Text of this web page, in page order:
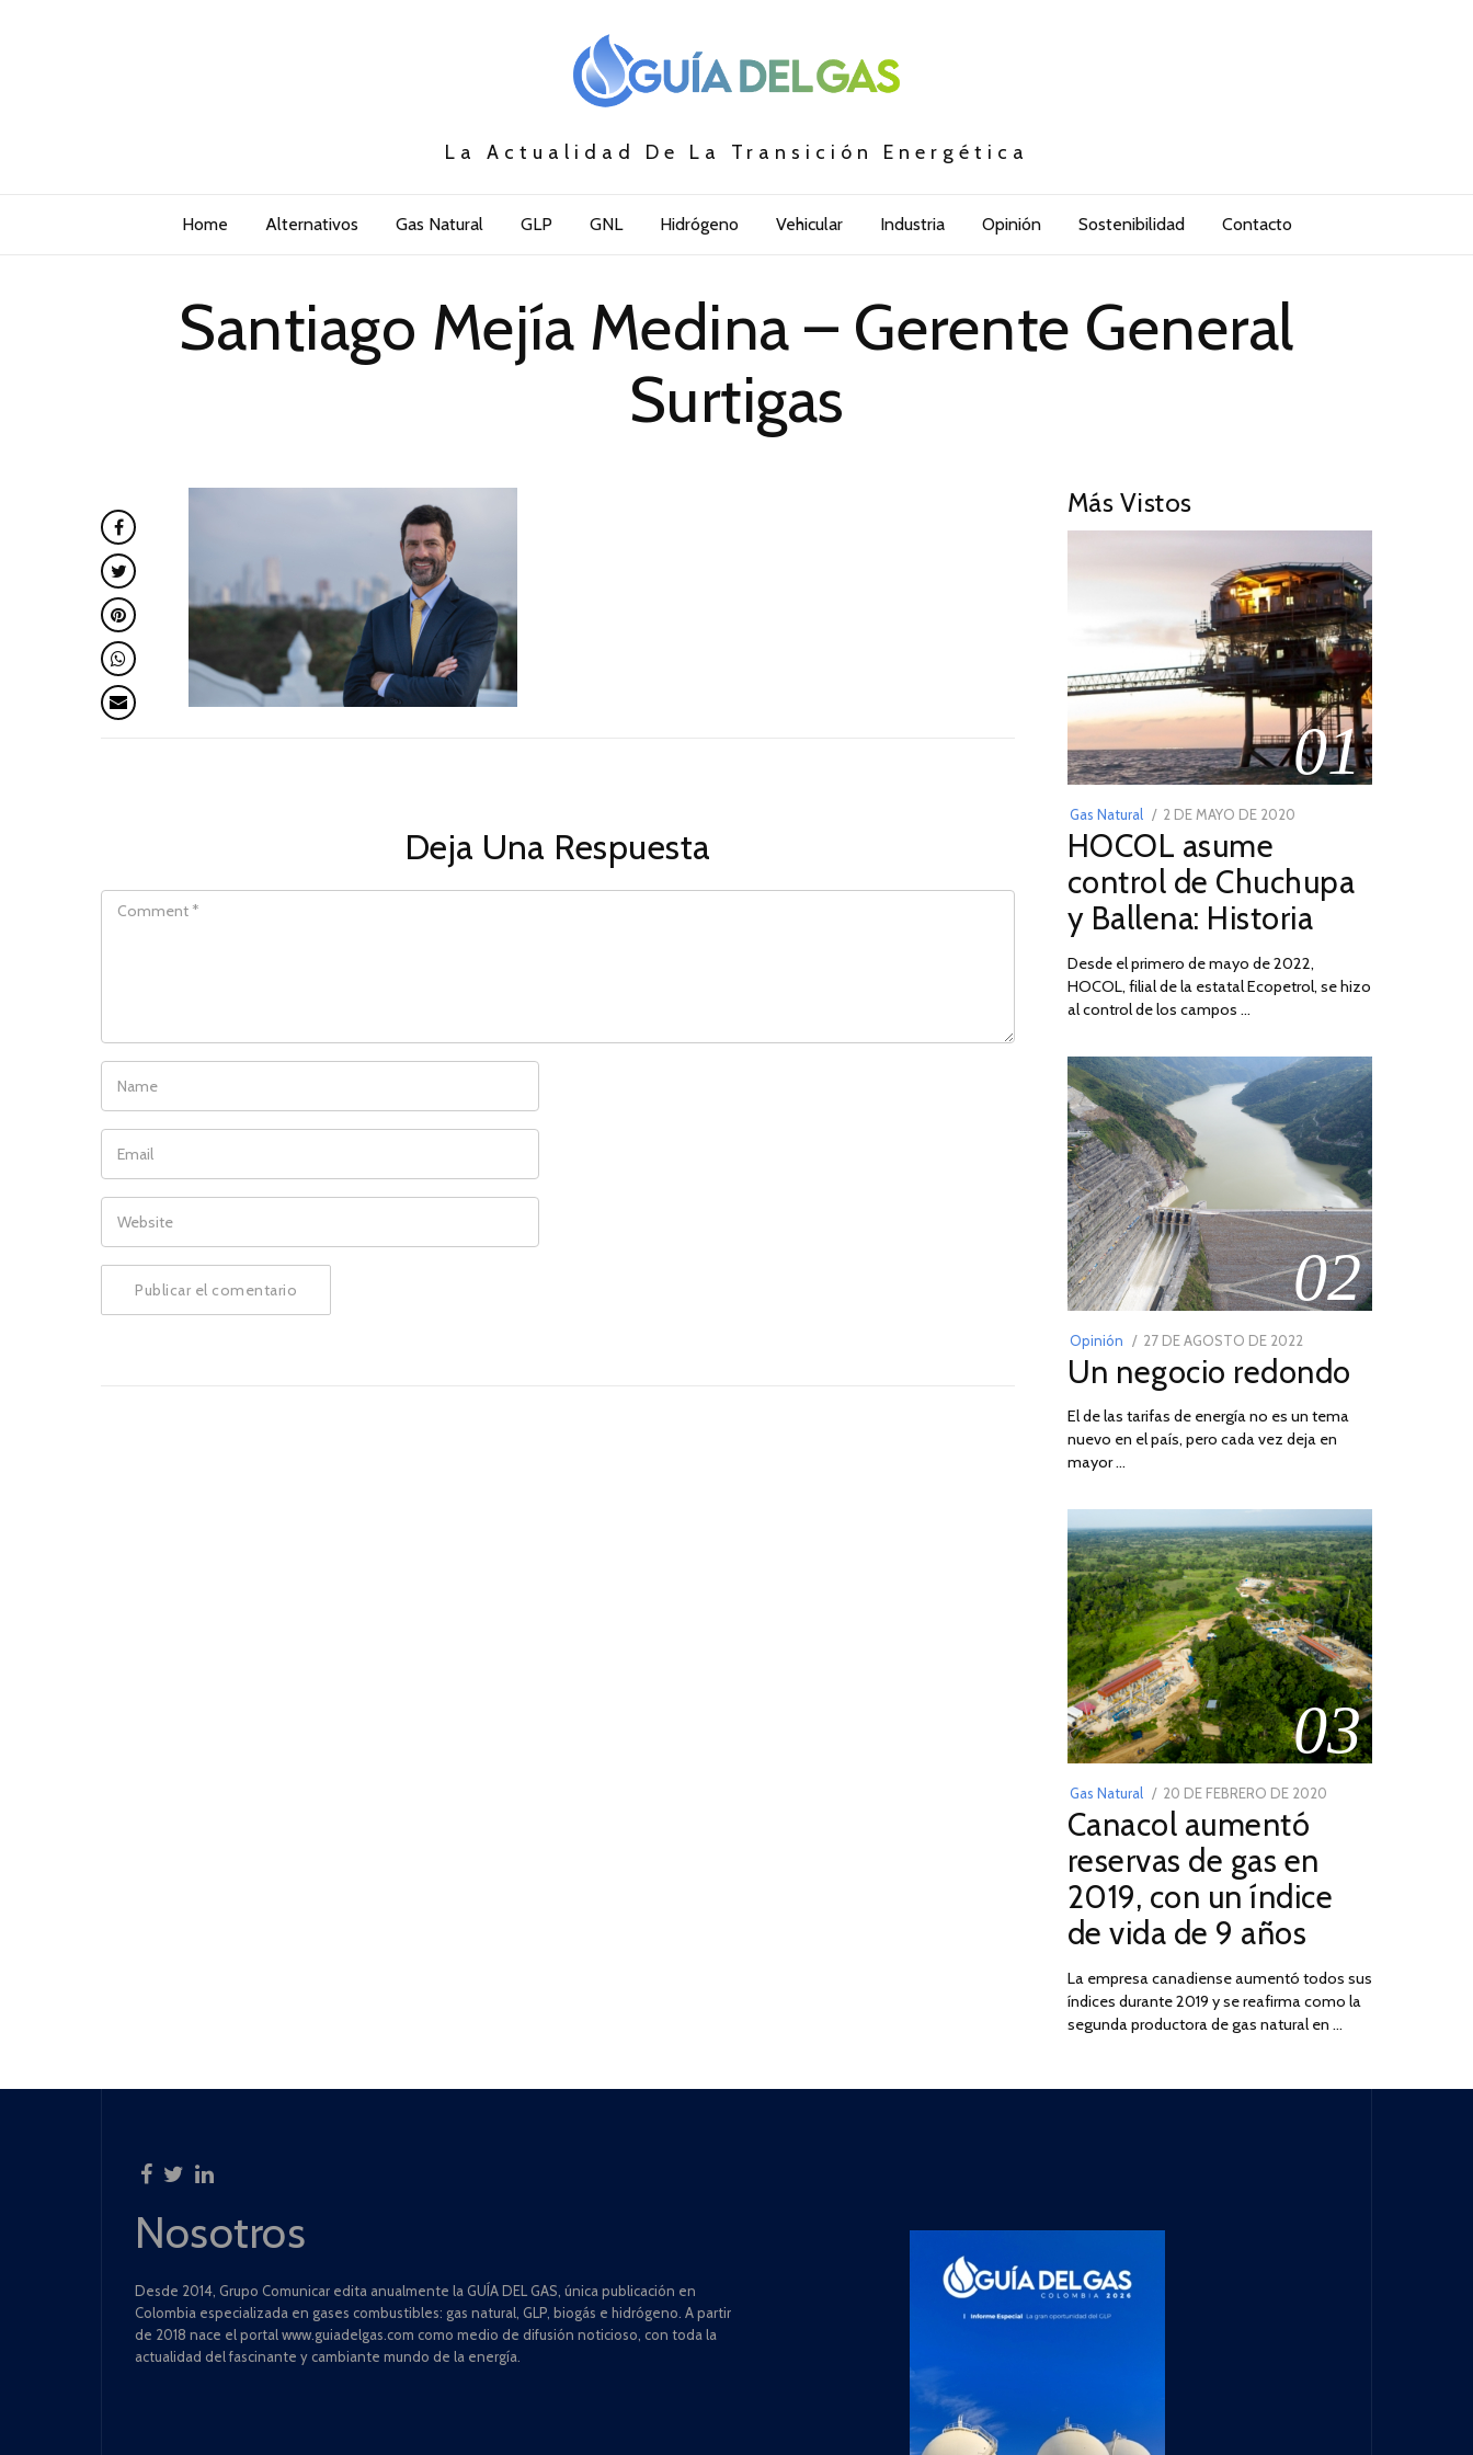
La Actualidad De La Transición Energética
Home Alternativos Gas Natural GLP GNL Hidrógeno Vehicular Industria Opinión Sostenibilidad Contacto
Santiago Mejía Medina – Gerente General
Surtigas
Deja Una Respuesta
Más Vistos
01
Gas Natural
POSTED
ON
2 DE MAYO DE 2020
DE
2026
HOCOL asume
control de Chuchupa
y Ballena: Historia
Desde el primero de mayo de 2022,
HOCOL, filial de la estatal Ecopetrol, se hizo
al control de los campos …
02
Opinión
POSTED
ON
27 DE AGOSTO DE 2022
DE
DE
2022
Un negocio redondo
El de las tarifas de energía no es un tema
nuevo en el país, pero cada vez deja en
mayor …
03
Gas Natural
POSTED
ON
20 DE FEBRERO DE 2020
2025
Canacol aumentó
reservas de gas en
2019, con un índice
de vida de 9 años
La empresa canadiense aumentó todos sus
índices durante 2019 y se reafirma como la
segunda productora de gas natural en …
Nosotros
Desde 2014, Grupo Comunicar edita anualmente la GUÍA DEL GAS, única publicación en
Colombia especializada en gases combustibles: gas natural, GLP, biogás e hidrógeno. A partir
de 2018 nace el portal www.guiadelgas.com como medio de difusión noticioso, con toda la
actualidad del fascinante y cambiante mundo de la energía.